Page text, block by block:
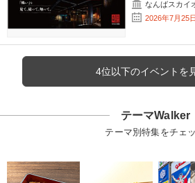
なんばスカイ
2026年7月25
4位以下のイベントを
テーマWalker
テーマ別特集をチェ